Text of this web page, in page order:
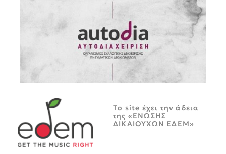
Tο site έχει την άδεια
της «ΕΝΩΣΗΣ
ΔΙΚΑΙΟΥΧΩΝ ΕΔΕΜ»